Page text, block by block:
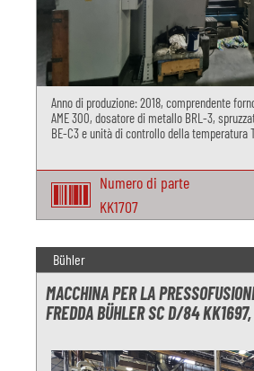
Anno di produzione: 2018, comprendente
AME 300, dosatore di metallo BRL-3,
BE-C3 e unità di controllo della temperatura
Numero di parte
KK1707
Bühler
MACCHINA PER LA
FREDDA BÜHLER SC D/84 KK1697,